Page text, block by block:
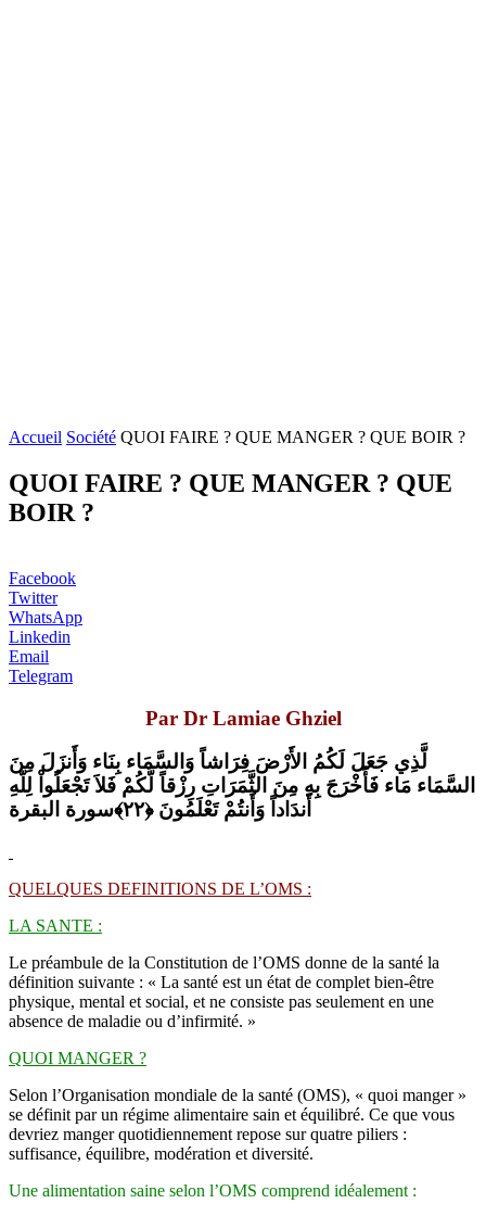
Accueil Société QUOI FAIRE ? QUE MANGER ? QUE BOIR ?
QUOI FAIRE ? QUE MANGER ? QUE
BOIR ?
Facebook
Twitter
WhatsApp
Linkedin
Email
Telegram
Par Dr Lamiae Ghziel
لَّذِي جَعَلَ لَكُمُ الأَرْضَ فِرَاشاً وَالسَّمَاء بِنَاء وَأَنزَلَ مِنَ
السَّمَاء مَاء فَأَخْرَجَ بِهِ مِنَ الثَّمَرَاتِ رِزْقاً لَّكُمْ فَلاَ تَجْعَلُواْ لِلّهِ
أَندَاداً وَأَنتُمْ تَعْلَمُونَ ﴿٢٢﴾سورة البقرة
QUELQUES DEFINITIONS DE L’OMS :
LA SANTE :
Le préambule de la Constitution de l’OMS donne de la santé la
définition suivante : « La santé est un état de complet bien-être
physique, mental et social, et ne consiste pas seulement en une
absence de maladie ou d’infirmité. »
QUOI MANGER ?
Selon l’Organisation mondiale de la santé (OMS), « quoi manger »
se définit par un régime alimentaire sain et équilibré. Ce que vous
devriez manger quotidiennement repose sur quatre piliers :
suffisance, équilibre, modération et diversité.
Une alimentation saine selon l’OMS comprend idéalement :